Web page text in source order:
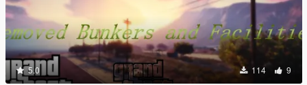
5.0 114 9